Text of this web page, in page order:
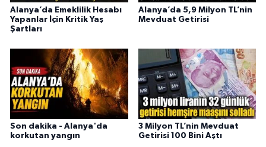
Alanya’da Emeklilik Hesabı
Yapanlar İçin Kritik Yaş
Şartları
Alanya’da 5,9 Milyon TL’nin
Mevduat Getirisi
Son dakika - Alanya'da
korkutan yangın
3 Milyon TL’nin Mevduat
Getirisi 100 Bini Aştı